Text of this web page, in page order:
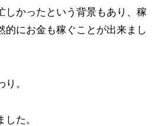
しかったという背景もあり、稼
的にお金も稼ぐことが出来まし
。
た。